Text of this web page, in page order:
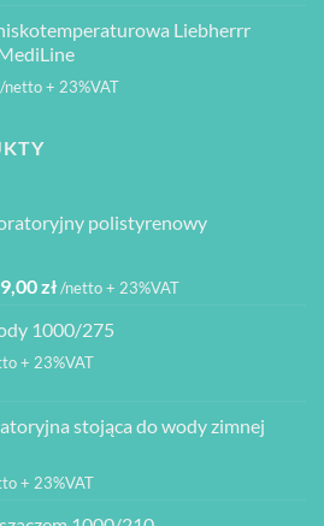
Liebherrr
/netto + 23%VAT
polistyrenowy
zł.
złAktualna
wynosi:
399,00 zł.
/netto + 23%VAT
1000/275
+ 23%VAT
stojąca do wody zimnej
+ 23%VAT